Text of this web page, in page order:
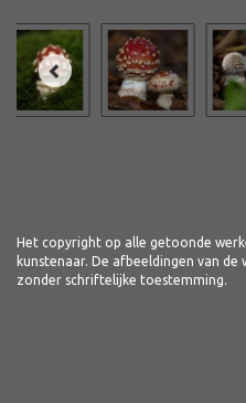
Het copyright op alle getoonde
kunstenaar. De afbeeldingen van
zonder schriftelijke toestemming.